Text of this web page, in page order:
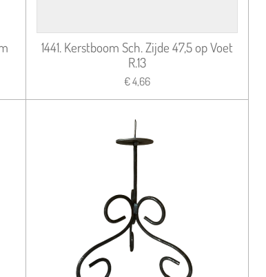
1441. Kerstboom Sch. Zijde 47,5 op Voet
R.13
€ 4,66